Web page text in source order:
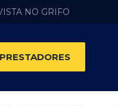
NO GRIFO